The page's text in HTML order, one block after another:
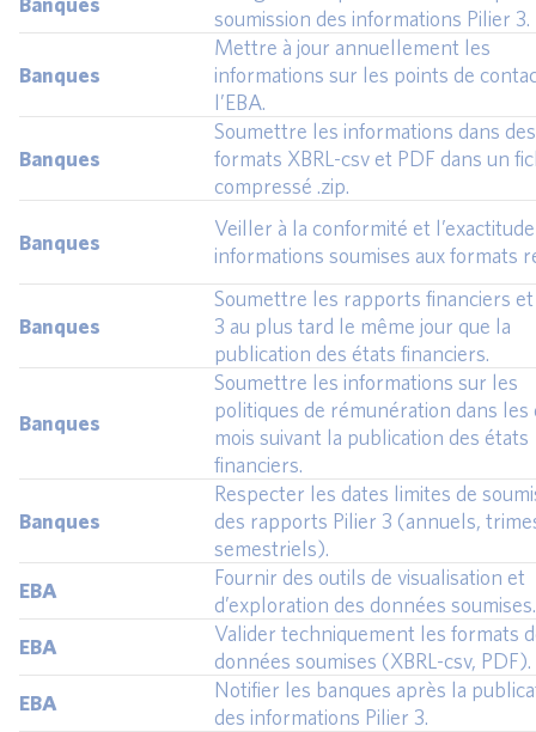
soumission des informations Pilier 3.
Banques
Mettre à jour annuellement les
informations sur les points de
l’EBA.
Banques
Soumettre les informations dans des
formats XBRL-csv et PDF dans un
compressé .zip.
Banques
Veiller à la conformité et
informations soumises aux formats
Banques
Soumettre les rapports financiers
3 au plus tard le même jour que la
publication des états financiers.
Banques
Soumettre les informations sur les
politiques de rémunération dans les
mois suivant la publication des états
financiers.
Banques
Respecter les dates limites de
des rapports Pilier 3 (annuels,
semestriels).
EBA
Fournir des outils de visualisation et
d’exploration des données soumises.
EBA
Valider techniquement les formats
données soumises (XBRL-csv, PDF).
EBA
Notifier les banques après la
des informations Pilier 3.